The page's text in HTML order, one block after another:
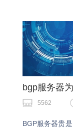
bgp服务器
5562
BGP服务器贵